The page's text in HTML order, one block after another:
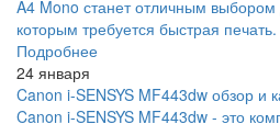
A4 Mono станет отличным
которым требуется быстрая печать.
Подробнее
24 января
Canon i-SENSYS MF443dw обзор и
Canon i-SENSYS MF443dw - это